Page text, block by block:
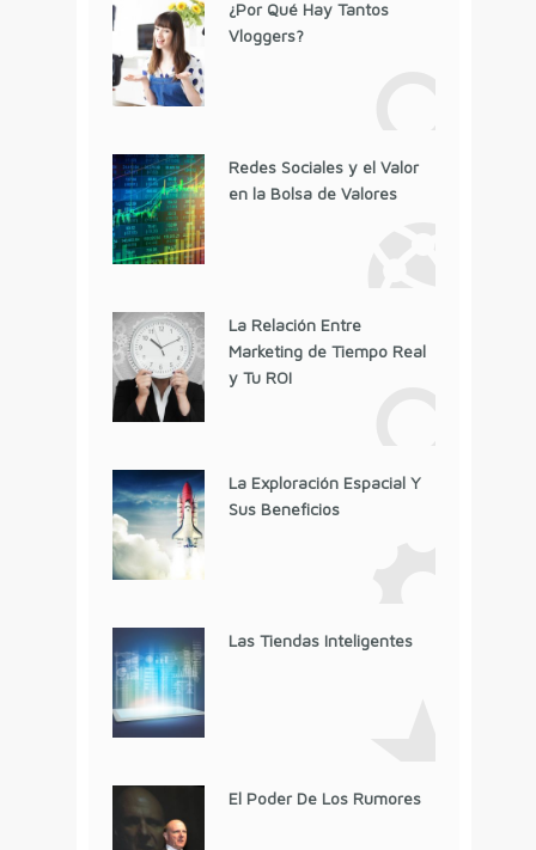
¿Por Qué Hay Tantos
Vloggers?
Redes Sociales y el Valor
en la Bolsa de Valores
La Relación Entre
Marketing de Tiempo Real
y Tu ROI
La Exploración Espacial Y
Sus Beneficios
Las Tiendas Inteligentes
El Poder De Los Rumores